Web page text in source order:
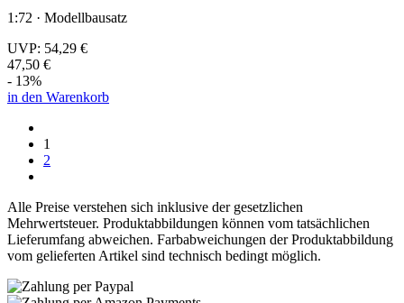
1:72 · Modellbausatz
UVP: 54,29 €
47,50 €
- 13%
in den Warenkorb
1
2
Alle Preise verstehen sich inklusive der gesetzlichen
Mehrwertsteuer. Produktabbildungen können vom tatsächlichen
Lieferumfang abweichen. Farbabweichungen der Produktabbildung
vom gelieferten Artikel sind technisch bedingt möglich.